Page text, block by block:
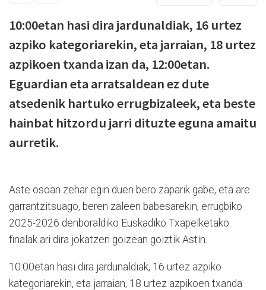
10:00etan hasi dira jardunaldiak, 16 urtez
azpiko kategoriarekin, eta jarraian, 18 urtez
azpikoen txanda izan da, 12:00etan.
Eguardian eta arratsaldean ez dute
atsedenik hartuko errugbizaleek, eta beste
hainbat hitzordu jarri dituzte eguna amaitu
aurretik.
Aste osoan zehar egin duen bero zaparik gabe, eta are
garrantzitsuago, beren zaleen babesarekin, errugbiko
2025-2026 denboraldiko Euskadiko Txapelketako
finalak ari dira jokatzen goizean goiztik Astin.
10:00etan hasi dira jardunaldiak, 16 urtez azpiko
kategoriarekin, eta jarraian, 18 urtez azpikoen txanda